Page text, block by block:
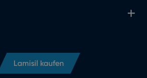
Lamisil kaufen